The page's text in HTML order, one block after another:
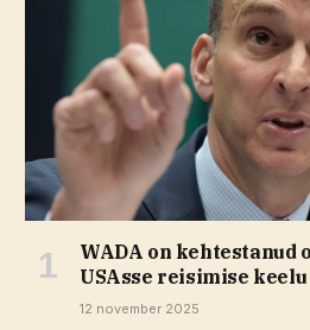
WADA on kehtestanud
USAsse reisimise keelu
12 november 2025